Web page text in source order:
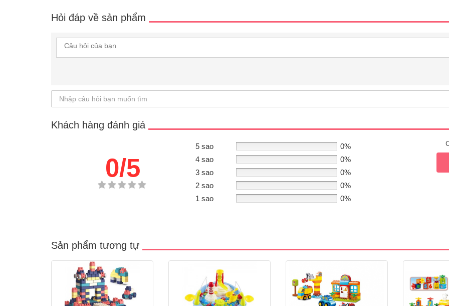
Hỏi đáp về sản phẩm
Khách hàng đánh giá
0/5
5 sao
0%
4 sao
0%
3 sao
0%
2 sao
0%
1 sao
0%
Sản phẩm tương tự